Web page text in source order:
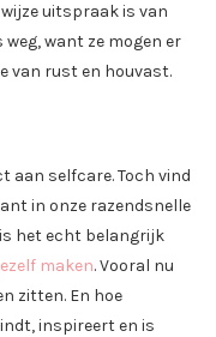
uitspraak is van
weg, want ze mogen er
van rust en houvast.
aan selfcare. Toch vind
in onze razendsnelle
het echt belangrijk
maken. Vooral nu
zitten. En hoe
inspireert en is